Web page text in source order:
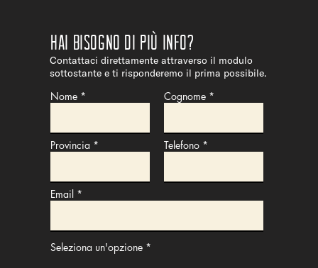
Hai bisogno di più info?
Contattaci direttamente attraverso il modulo
sottostante e ti risponderemo il prima possibile.
Nome
Provincia
Cognome
Telefono
Email
Seleziona un'opzione *